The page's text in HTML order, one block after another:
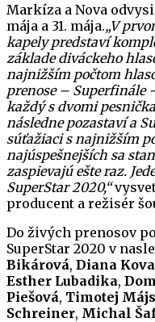
Markíza a Nova
mája a 31. mája.„V
kapely predstaví
základe diváckeho
najnižším počtom
prenose – Superfinále
každý s dvomi
následne pozastaví a
súťažiaci s najnižším
najúspešnejších sa
zaspievajú ešte raz.
SuperStar 2020,“
producent a režisér
Do živých prenosov
SuperStar 2020 v
Bikárová, Diana
Esther Lubadika,
Piešová, Timotej
Schreiner, Michal